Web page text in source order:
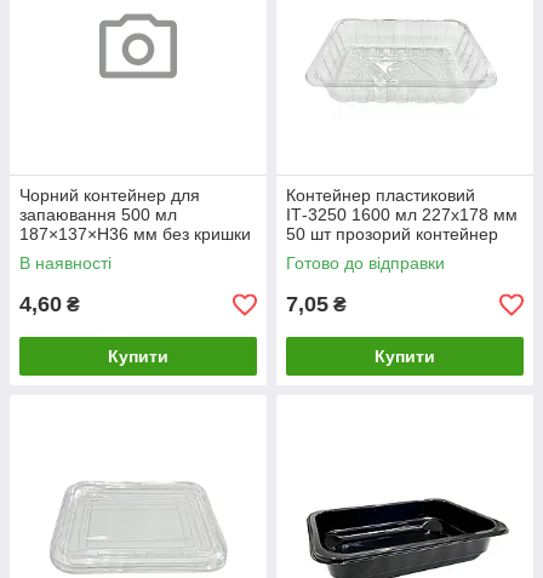
Чорний контейнер для
запаювання 500 мл
187×137×Н36 мм без кришки
("М")
В наявності
4,60 ₴
Купити
Контейнер пластиковий
ІТ-3250 1600 мл 227х178 мм
50 шт прозорий контейнер
для їжі
Готово до відправки
7,05 ₴
Купити